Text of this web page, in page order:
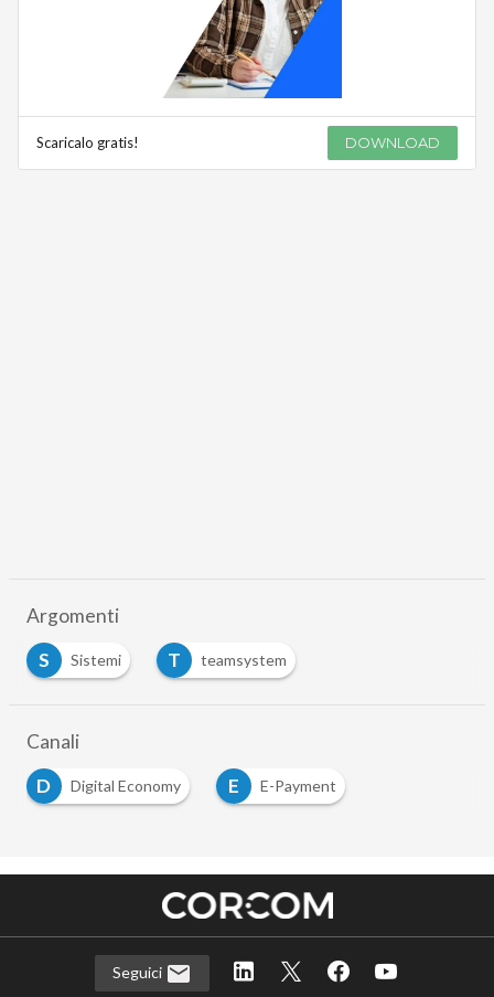
Scaricalo gratis! DOWNLOAD
Argomenti
S
Sistemi T teamsystem
Canali
D
Digital Economy E E-Payment
Seguici